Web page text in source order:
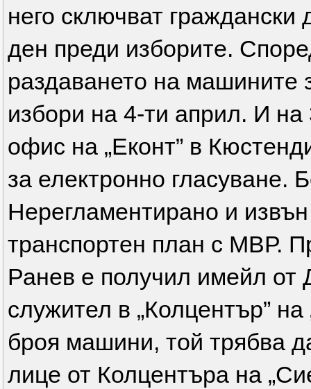
него сключват граждански
ден преди изборите.
раздаването на машините
избори на 4-ти април. И
офис на „Еконт” в
за електронно гласуване.
Нерегламентирано и
транспортен план с МВР.
Ранев е получил имейл от
служител в „Колцентър”
броя машини, той трябва
лице от Колцентъра на